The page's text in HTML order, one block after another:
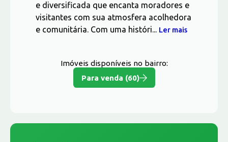
e diversificada que encanta moradores e
visitantes com sua atmosfera acolhedora
e comunitária. Com uma históri... Ler mais
Imóveis disponíveis no bairro:
Para venda (60)